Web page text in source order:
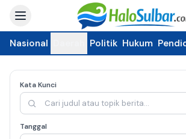
Nasional Politik Hukum
Kata Kunci
Tanggal